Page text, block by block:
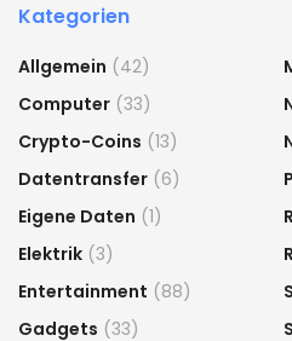
Kategorien
Allgemein (42)
Computer (33)
Crypto-Coins (13)
Datentransfer (6)
Eigene Daten (1)
Elektrik (3)
Entertainment (88)
Gadgets (33)